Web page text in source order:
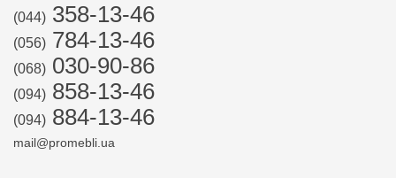
(044) 358-13-46
(056) 784-13-46
(068) 030-90-86
(094) 858-13-46
(094) 884-13-46
mail@promebli.ua